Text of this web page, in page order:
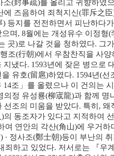
소(封事疏)를 올리고 귀향하였
에 즈음하여 죄척지신(罪斥之臣
) 등지를 전전하면서 피난하다
며 , 8월에는 개성유수 이정형(
곳)로 나갈 것을 청하였다. 그
조(行朝)에서 우참찬직을 사
지냈다. 1593년에 잦은 병으로
유호(留扈)하였다. 1594년(선
14조 」 를 올렸으나 이 건의는
의정 유성룡(柳宬龍)과 함께 명
선조의 미움을 받았다. 특히 , 왜
)의 동조자가 있다고 지적하여
여 연안의 각산(角山)에 우거하
) · 정사조(鄭士朝)등이 부난의
죄하고 있었다. 저서로는 『우